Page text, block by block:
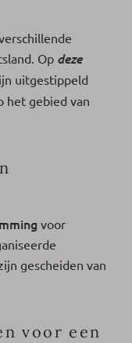
Op deze
uitgestippeld
het gebied van
voor
gescheiden van
voor een